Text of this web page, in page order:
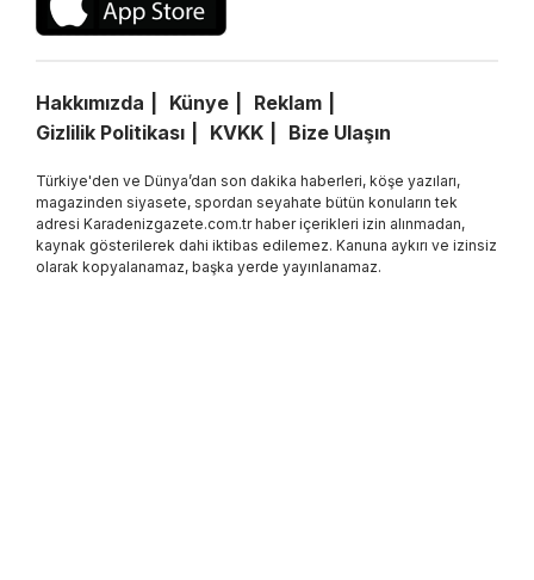
Hakkımızda Künye
Reklam
Gizlilik Politikası
KVKK Bize Ulaşın
Türkiye'den ve Dünya’dan son dakika haberleri, köşe yazıları,
magazinden siyasete, spordan seyahate bütün konuların tek
adresi Karadenizgazete.com.tr haber içerikleri izin alınmadan,
kaynak gösterilerek dahi iktibas edilemez. Kanuna aykırı ve izinsiz
olarak kopyalanamaz, başka yerde yayınlanamaz.